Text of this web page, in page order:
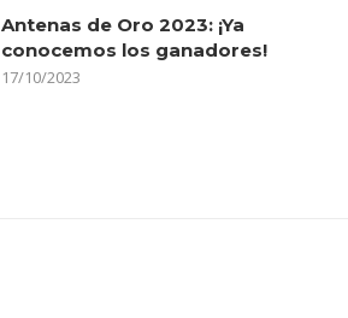
Antenas de Oro 2023: ¡Ya
conocemos los ganadores!
17/10/2023